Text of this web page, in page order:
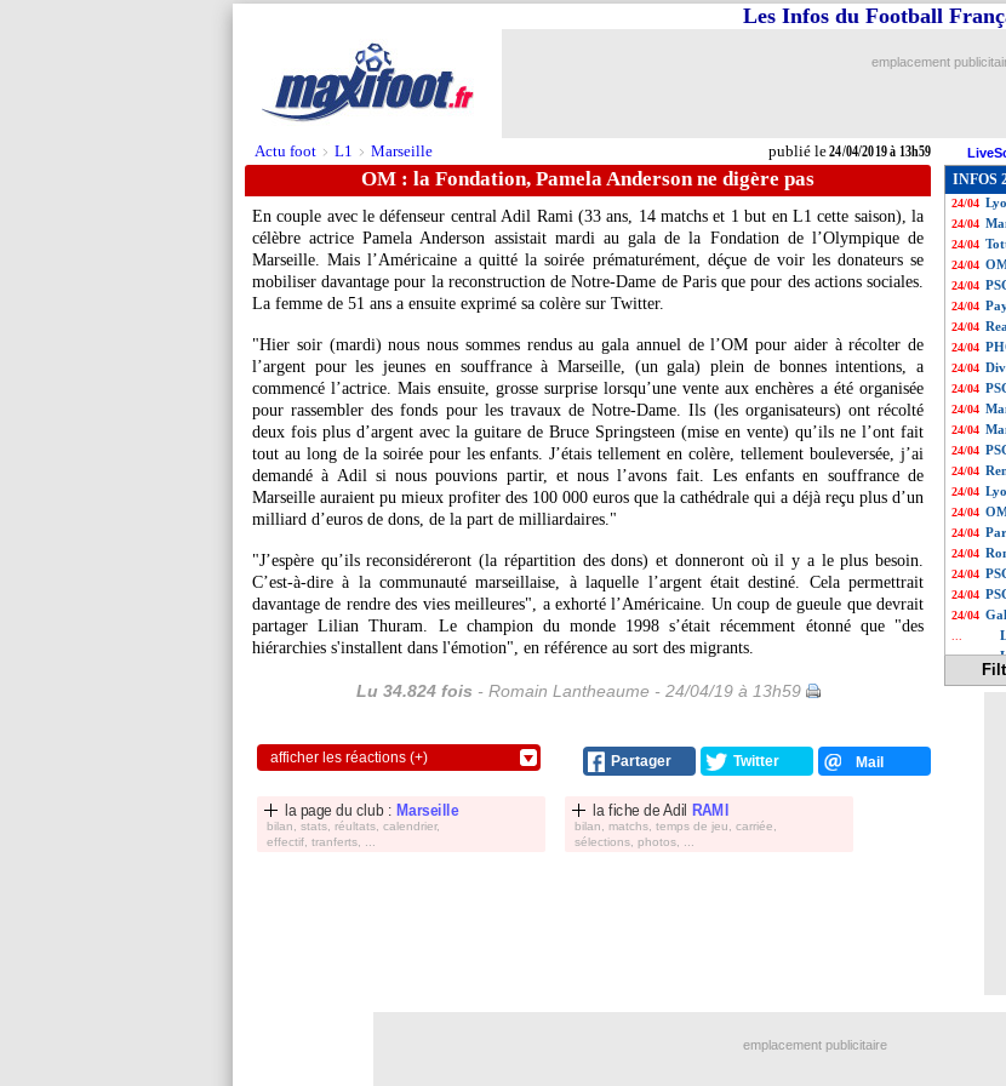
Actu foot > L1 > Marseille publié le24/04/2019 à 13h59
Les Infos du Football
emplacement
OM : la Fondation, Pamela Anderson ne digère pas
En couple avec le défenseur centralAdil Rami(33 ans, 14 matchs et 1 but en L1 cette saison), la
célèbre actrice Pamela Anderson assistait mardi au gala de la Fondation de l’Olympique de
Marseille. Mais l’Américaine a quitté la soirée prématurément, déçue de voir les donateurs se
mobiliser davantage pour la reconstruction de Notre-Dame de Paris que pour des actions sociales.
La femme de 51 ans a ensuite exprimé sa colère sur Twitter.
"Hier soir (mardi) nous nous sommes rendus au gala annuel de l’OM pour aider à récolter de
l’argent pour les jeunes en souffrance à Marseille, (un gala) plein de bonnes intentions, a
commencé l’actrice. Mais ensuite, grosse surprise lorsqu’une vente aux enchères a été organisée
pour rassembler des fonds pour les travaux de Notre-Dame. Ils (les organisateurs) ont récolté
deux fois plus d’argent avec la guitare de Bruce Springsteen (mise en vente) qu’ils ne l’ont fait
tout au long de la soirée pour les enfants. J’étais tellement en colère, tellement bouleversée, j’ai
demandé à Adil si nous pouvions partir, et nous l’avons fait. Les enfants en souffrance de
Marseille auraient pu mieux profiter des 100 000 euros que la cathédrale qui a déjà reçu plus d’un
milliard d’euros de dons, de la part de milliardaires."
"J’espère qu’ils reconsidéreront (la répartition des dons) et donneront où il y a le plus besoin.
C’est-à-dire à la communauté marseillaise, à laquelle l’argent était destiné. Cela permettrait
davantage de rendre des vies meilleures", a exhorté l’Américaine. Un coup de gueule que devrait
partager Lilian Thuram. Le champion du monde 1998 s’était récemment étonné que "des
hiérarchies s'installent dans l'émotion", en référence au sort des migrants.
Lu 34.824 fois - Romain Lantheaume - 24/04/19 à 13h59
afficher les réactions (+) Partager Twitter Mail
la page du club : Marseille
bilan, stats, réultats, calendrier,
effectif, tranferts, ...
la fiche de Adil RAMI
bilan, matchs, temps de jeu, carriée,
sélections, photos, ...
INFOS
24/04
24/04
24/04
24/04
24/04
24/04
24/04
24/04
24/04
24/04
24/04
24/04
24/04
24/04
24/04
24/04
24/04
24/04
24/04
24/04
24/04
24/04
24/04
24/04
24/04
...
emplacement publicitaire